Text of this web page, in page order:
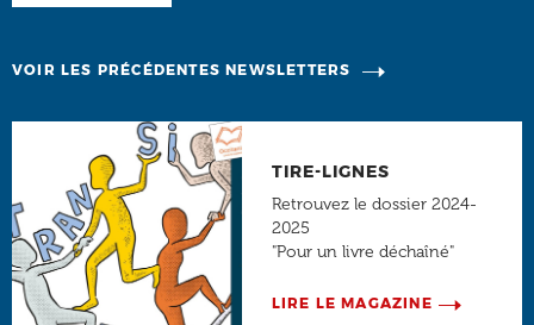
VOIR LES PRÉCÉDENTES NEWSLETTERS
TIRE-LIGNES
Retrouvez le dossier 2024-
2025
"Pour un livre déchaîné"
LIRE LE MAGAZINE